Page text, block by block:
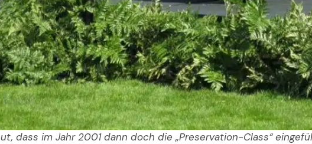
dass im Jahr 2001 dann doch die „Preservation-Class“